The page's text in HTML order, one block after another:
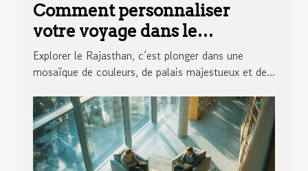
Comment personnaliser
votre voyage dans le
Rajasthan ?
Explorer le Rajasthan, c’est plonger dans une
mosaïque de couleurs, de palais majestueux et de...